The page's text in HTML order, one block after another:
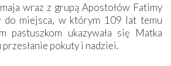
wraz z grupą Apostołów Fatimy
do miejsca, w którym 109 lat temu
pastuszkom ukazywała się Matka
pokuty i nadziei.